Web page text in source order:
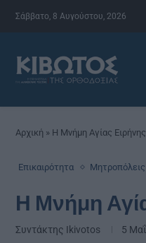
Σάββατο, 8 Αυγούστου, 2026
Αρχική » Η Μνήμη Αγίας
Επικαιρότητα Μητροπόλεις
Η Μνήμη
Συντάκτης Ikivotos 5